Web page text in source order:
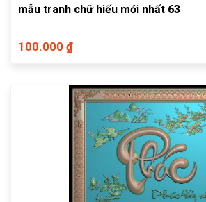
mẫu tranh chữ hiếu mới nhất 63
100.000 ₫